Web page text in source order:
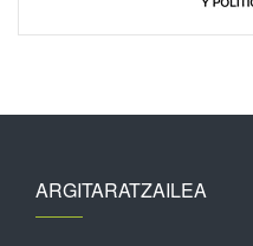
ARGITARATZAILEA